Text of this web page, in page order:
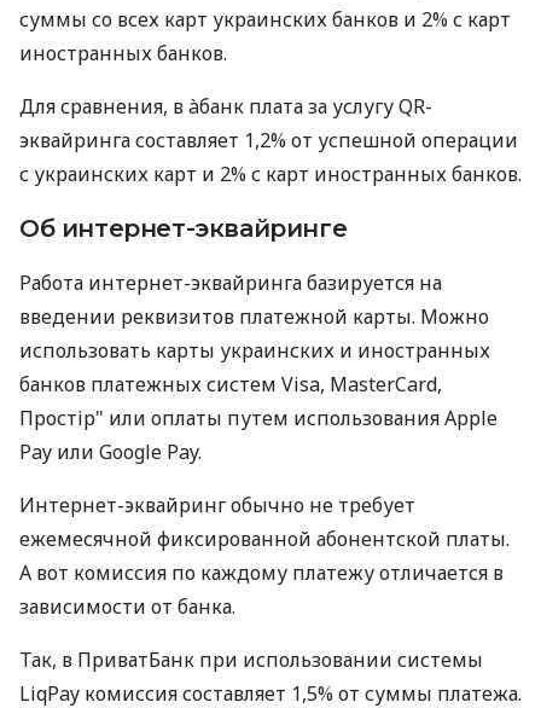
суммы со всех карт украинских банков и 2% с карт
иностранных банков.
Для сравнения, в àбанк плата за услугу QR-
эквайринга составляет 1,2% от успешной операции
с украинских карт и 2% с карт иностранных банков.
Об интернет-эквайринге
Работа интернет-эквайринга базируется на
введении реквизитов платежной карты. Можно
использовать карты украинских и иностранных
банков платежных систем Visa, MasterCard,
Простір" или оплаты путем использования Apple
Pay или Google Pay.
Интернет-эквайринг обычно не требует
ежемесячной фиксированной абонентской платы.
А вот комиссия по каждому платежу отличается в
зависимости от банка.
Так, в ПриватБанк при использовании системы
LiqPay комиссия составляет 1,5% от суммы платежа.